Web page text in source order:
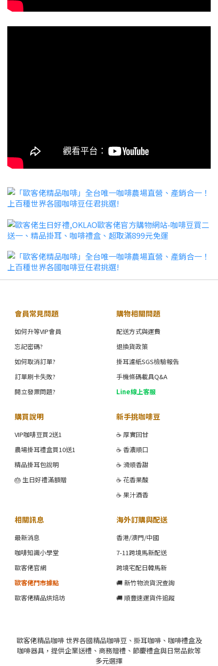
會員常見問題
如何升等VIP會員
忘記密碼?
如何取消訂單?
訂單刷卡失敗?
開立發票問題?
購物相關問題
配送方式與運費
退換貨政策
掛耳濾紙SGS檢驗報告
手機條碼載具Q&A
Line線上客服
購買說明
VIP咖啡豆買2送1
農場掛耳禮盒買10送1
精品掛耳包說明
🎂 生日好禮滿額贈
新手挑咖啡豆
☕ 厚實回甘
☕ 香濃順口
☕ 滑順香甜
☕ 花香果酸
☕ 果汁酒香
相關訊息
最新消息
咖啡知識小學堂
歐客佬官網
歐客佬門市據點
歐客佬精品烘焙坊
海外訂購與配送
香港/澳門/中國
7-11跨境馬新配送
跨境宅配日韓馬新
🚚 新竹物流貨況查詢
🚚 順豐速運貨件追蹤
歐客佬精品咖啡 世界各國精品咖啡豆、掛耳咖啡、咖啡禮盒及
咖啡器具，提供企業送禮、商務贈禮、節慶禮盒與日常品飲等
多元選擇